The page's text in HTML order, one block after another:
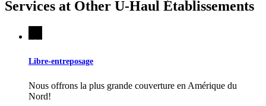
Services at Other U-Haul Établissements
Libre-entreposage
Nous offrons la plus grande couverture en Amérique du
Nord!